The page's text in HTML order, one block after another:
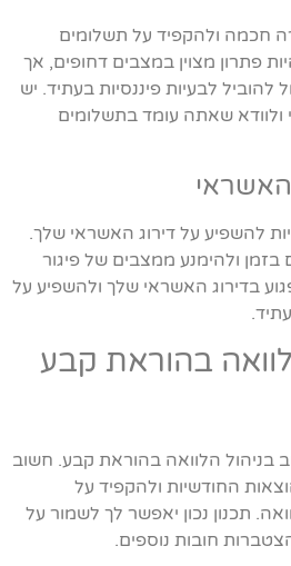
חכמה ולהקפיד על תשלומים
פתרון מצוין במצבים דחופים, אך
להוביל לבעיות פיננסיות בעתיד. יש
שאתה עומד בתשלומים
להשפיע על דירוג האשראי שלך.
ולהימנע ממצבים של פיגור
בדירוג האשראי שלך ולהשפיע על
בהוראת קבע
בניהול הלוואה בהוראת קבע. חשוב
החודשיות ולהקפיד על
תכנון נכון יאפשר לך לשמור על
חובות נוספים.